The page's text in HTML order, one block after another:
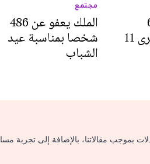
شخصا بمناسبة ذكرى 11
مجتمع
الملك يعفو عن 486
شخصا بمناسبة عيد
الشباب
بموجب مقالاتنا، بالإضافة إلى تجربة